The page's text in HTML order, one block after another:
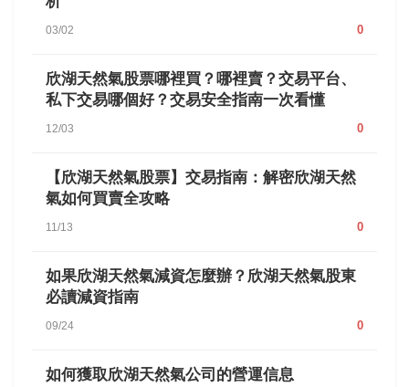
03/02 0
欣湖天然氣股票哪裡買？哪裡賣？交易平台、
私下交易哪個好？交易安全指南一次看懂
12/03 0
【欣湖天然氣股票】交易指南：解密欣湖天然
氣如何買賣全攻略
11/13 0
如果欣湖天然氣減資怎麼辦？欣湖天然氣股東
必讀減資指南
09/24 0
如何獲取欣湖天然氣公司的營運信息